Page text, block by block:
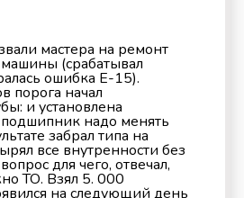
мастера на ремонт
(срабатывал
ошибка Е-15).
порога начал
и установлена
надо менять
забрал типа на
все внутренности без
для чего, отвечал,
ТО. Взял 5. 000
на следующий день